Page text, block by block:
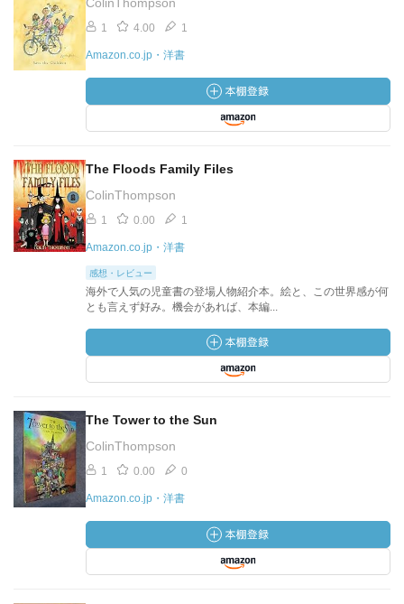
1 4.00 1
Amazon.co.jp・洋書
The Floods Family Files
ColinThompson
1 0.00 1
Amazon.co.jp・洋書
感想・レビュー
海外で人気の児童書の登場人物紹介本。絵と、この世界感が何
とも言えず好み。機会があれば、本編...
The Tower to the Sun
ColinThompson
1 0.00 0
Amazon.co.jp・洋書